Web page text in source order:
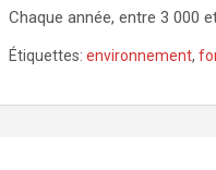
Chaque année, entre 3 000
Étiquettes: environnement,